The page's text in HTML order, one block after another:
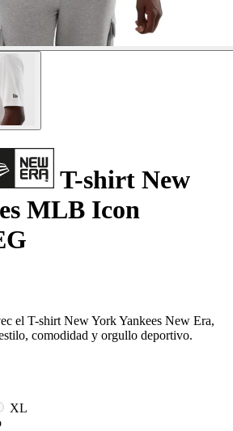
T-shirt New
MLB Icon
el T-shirt New York Yankees New Era,
comodidad y orgullo deportivo.
XL